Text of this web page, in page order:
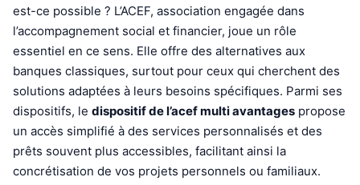
est-ce possible ? L’ACEF, association engagée dans
l’accompagnement social et financier, joue un rôle
essentiel en ce sens. Elle offre des alternatives aux
banques classiques, surtout pour ceux qui cherchent des
solutions adaptées à leurs besoins spécifiques. Parmi ses
dispositifs, le dispositif de l’acef multi avantages propose
un accès simplifié à des services personnalisés et des
prêts souvent plus accessibles, facilitant ainsi la
concrétisation de vos projets personnels ou familiaux.